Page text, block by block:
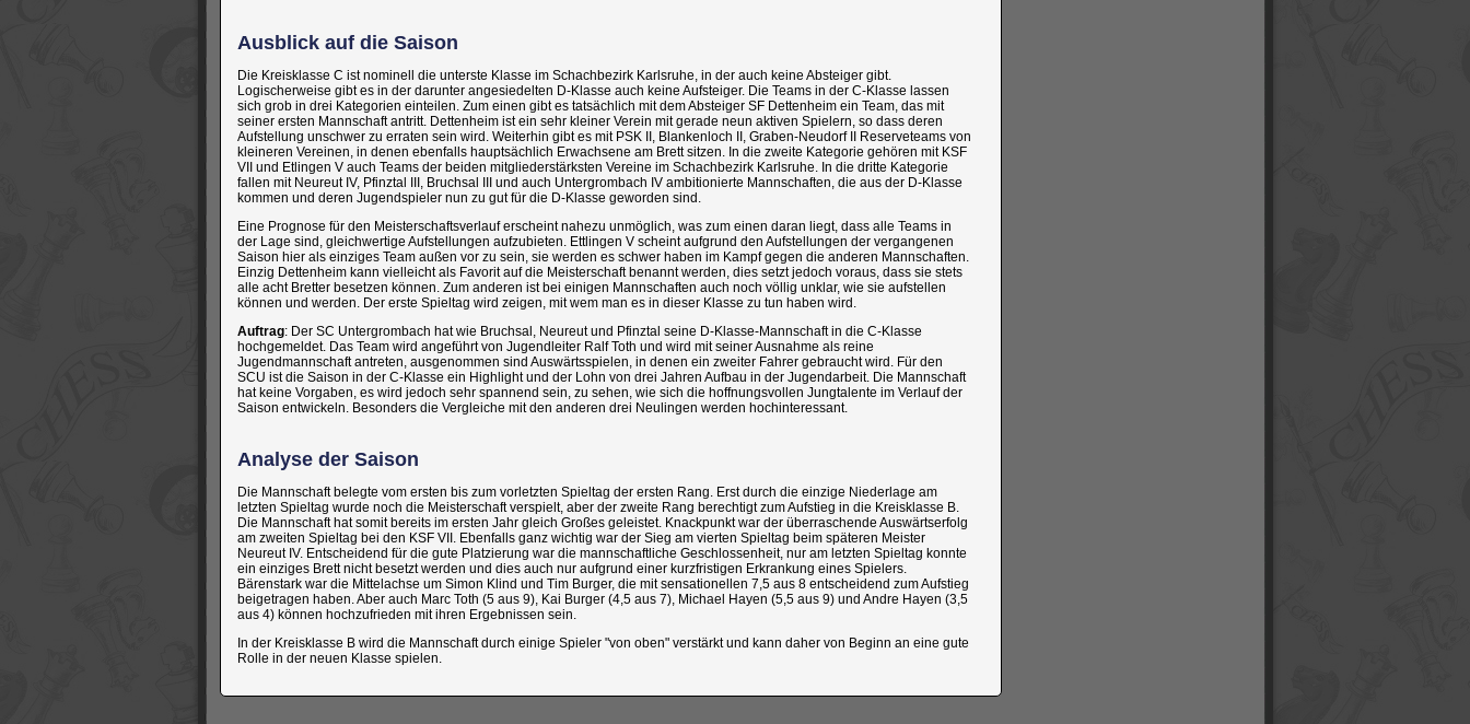
Ausblick auf die Saison
Die Kreisklasse C ist nominell die unterste Klasse im Schachbezirk Karlsruhe, in der auch keine Absteiger gibt.
Logischerweise gibt es in der darunter angesiedelten D-Klasse auch keine Aufsteiger. Die Teams in der C-Klasse lassen
sich grob in drei Kategorien einteilen. Zum einen gibt es tatsächlich mit dem Absteiger SF Dettenheim ein Team, das mit
seiner ersten Mannschaft antritt. Dettenheim ist ein sehr kleiner Verein mit gerade neun aktiven Spielern, so dass deren
Aufstellung unschwer zu erraten sein wird. Weiterhin gibt es mit PSK II, Blankenloch II, Graben-Neudorf II Reserveteams von
kleineren Vereinen, in denen ebenfalls hauptsächlich Erwachsene am Brett sitzen. In die zweite Kategorie gehören mit KSF
VII und Etlingen V auch Teams der beiden mitgliederstärksten Vereine im Schachbezirk Karlsruhe. In die dritte Kategorie
fallen mit Neureut IV, Pfinztal III, Bruchsal III und auch Untergrombach IV ambitionierte Mannschaften, die aus der D-Klasse
kommen und deren Jugendspieler nun zu gut für die D-Klasse geworden sind.
Eine Prognose für den Meisterschaftsverlauf erscheint nahezu unmöglich, was zum einen daran liegt, dass alle Teams in
der Lage sind, gleichwertige Aufstellungen aufzubieten. Ettlingen V scheint aufgrund den Aufstellungen der vergangenen
Saison hier als einziges Team außen vor zu sein, sie werden es schwer haben im Kampf gegen die anderen Mannschaften.
Einzig Dettenheim kann vielleicht als Favorit auf die Meisterschaft benannt werden, dies setzt jedoch voraus, dass sie stets
alle acht Bretter besetzen können. Zum anderen ist bei einigen Mannschaften auch noch völlig unklar, wie sie aufstellen
können und werden. Der erste Spieltag wird zeigen, mit wem man es in dieser Klasse zu tun haben wird.
Auftrag: Der SC Untergrombach hat wie Bruchsal, Neureut und Pfinztal seine D-Klasse-Mannschaft in die C-Klasse
hochgemeldet. Das Team wird angeführt von Jugendleiter Ralf Toth und wird mit seiner Ausnahme als reine
Jugendmannschaft antreten, ausgenommen sind Auswärtsspielen, in denen ein zweiter Fahrer gebraucht wird. Für den
SCU ist die Saison in der C-Klasse ein Highlight und der Lohn von drei Jahren Aufbau in der Jugendarbeit. Die Mannschaft
hat keine Vorgaben, es wird jedoch sehr spannend sein, zu sehen, wie sich die hoffnungsvollen Jungtalente im Verlauf der
Saison entwickeln. Besonders die Vergleiche mit den anderen drei Neulingen werden hochinteressant.
Analyse der Saison
Die Mannschaft belegte vom ersten bis zum vorletzten Spieltag der ersten Rang. Erst durch die einzige Niederlage am
letzten Spieltag wurde noch die Meisterschaft verspielt, aber der zweite Rang berechtigt zum Aufstieg in die Kreisklasse B.
Die Mannschaft hat somit bereits im ersten Jahr gleich Großes geleistet. Knackpunkt war der überraschende Auswärtserfolg
am zweiten Spieltag bei den KSF VII. Ebenfalls ganz wichtig war der Sieg am vierten Spieltag beim späteren Meister
Neureut IV. Entscheidend für die gute Platzierung war die mannschaftliche Geschlossenheit, nur am letzten Spieltag konnte
ein einziges Brett nicht besetzt werden und dies auch nur aufgrund einer kurzfristigen Erkrankung eines Spielers.
Bärenstark war die Mittelachse um Simon Klind und Tim Burger, die mit sensationellen 7,5 aus 8 entscheidend zum Aufstieg
beigetragen haben. Aber auch Marc Toth (5 aus 9), Kai Burger (4,5 aus 7), Michael Hayen (5,5 aus 9) und Andre Hayen (3,5
aus 4) können hochzufrieden mit ihren Ergebnissen sein.
In der Kreisklasse B wird die Mannschaft durch einige Spieler "von oben" verstärkt und kann daher von Beginn an eine gute
Rolle in der neuen Klasse spielen.